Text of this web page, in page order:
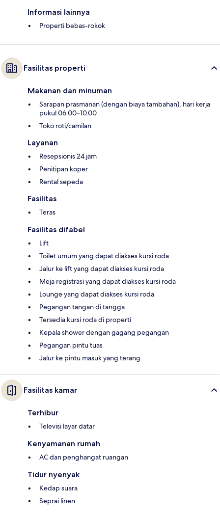
Informasi lainnya
Properti bebas-rokok
Fasilitas properti
Makanan dan minuman
Sarapan prasmanan (dengan biaya tambahan), hari kerja
pukul 06.00–10.00
Toko roti/camilan
Layanan
Resepsionis 24 jam
Penitipan koper
Rental sepeda
Fasilitas
Teras
Fasilitas difabel
Lift
Toilet umum yang dapat diakses kursi roda
Jalur ke lift yang dapat diakses kursi roda
Meja registrasi yang dapat diakses kursi roda
Lounge yang dapat diakses kursi roda
Pegangan tangan di tangga
Tersedia kursi roda di properti
Kepala shower dengan gagang pegangan
Pegangan pintu tuas
Jalur ke pintu masuk yang terang
Fasilitas kamar
Terhibur
Televisi layar datar
Kenyamanan rumah
AC dan penghangat ruangan
Tidur nyenyak
Kedap suara
Seprai linen